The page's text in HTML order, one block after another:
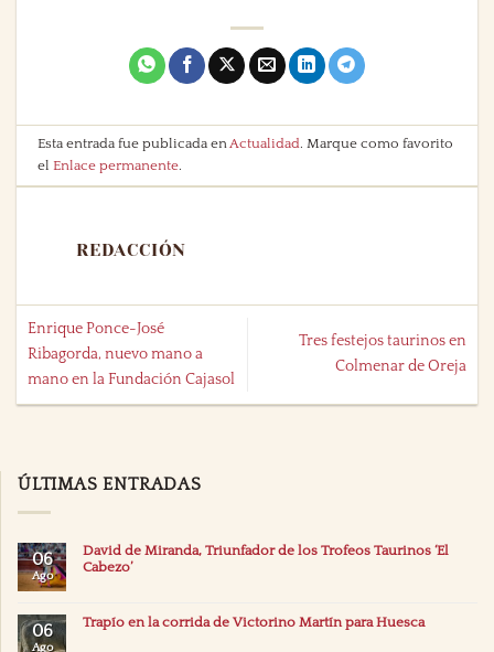
Esta entrada fue publicada enActualidad. Marque como favorito
elEnlace permanente.
REDACCIÓN
Enrique Ponce-José
Ribagorda, nuevo mano a
mano en la Fundación Cajasol
Tres festejos taurinos en
Colmenar de Oreja
ÚLTIMAS ENTRADAS
06
Ago
David de Miranda, Triunfador de los Trofeos Taurinos ‘El
Cabezo’
06
Ago
Trapío en la corrida de Victorino Martín para Huesca